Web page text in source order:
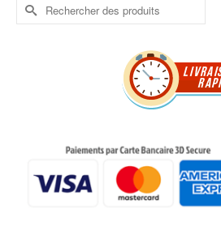
Rechercher :